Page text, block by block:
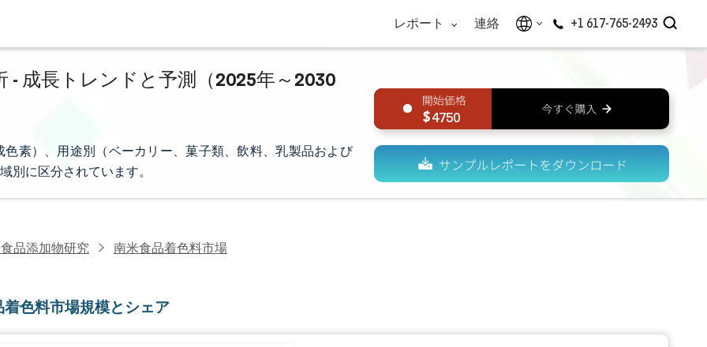
レポート 連絡 +1 617-765-2493
成長トレンドと予測（2025年～2030
素）、用途別（ベーカリー、菓子類、飲料、乳製品および
別に区分されています。
4750
品添加物研究 南米食品着色料市場
着色料市場規模とシェア